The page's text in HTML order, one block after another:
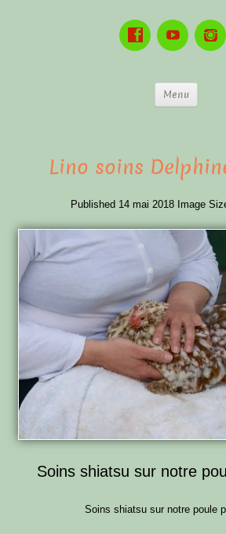
Menu
Lino soins
Published 14 mai 2018 Image
Soins shiatsu sur notre
Soins shiatsu sur notre poule